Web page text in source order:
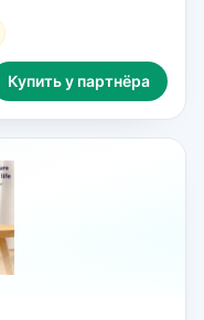
Купить у партнёра